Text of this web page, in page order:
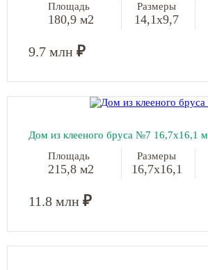
Площадь
180,9 м2
Размеры
14,1х9,7
9.7 млн ₽
Дом из клееного бруса №7 16,7х16,1 м
Площадь
215,8 м2
Размеры
16,7х16,1
11.8 млн ₽